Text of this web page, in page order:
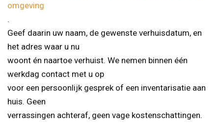
omgeving
.
Geef daarin uw naam, de gewenste verhuisdatum, en
het adres waar u nu
woont én naartoe verhuist. We nemen binnen één
werkdag contact met u op
voor een persoonlijk gesprek of een inventarisatie aan
huis. Geen
verrassingen achteraf, geen vage kostenschattingen.